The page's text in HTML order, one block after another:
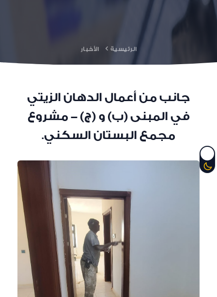
الرئيسية الأخبار
جانب من أعمال الدهان الزيتي
في المبنى (ب) و (ج) - مشروع
مجمع البستان السكني.